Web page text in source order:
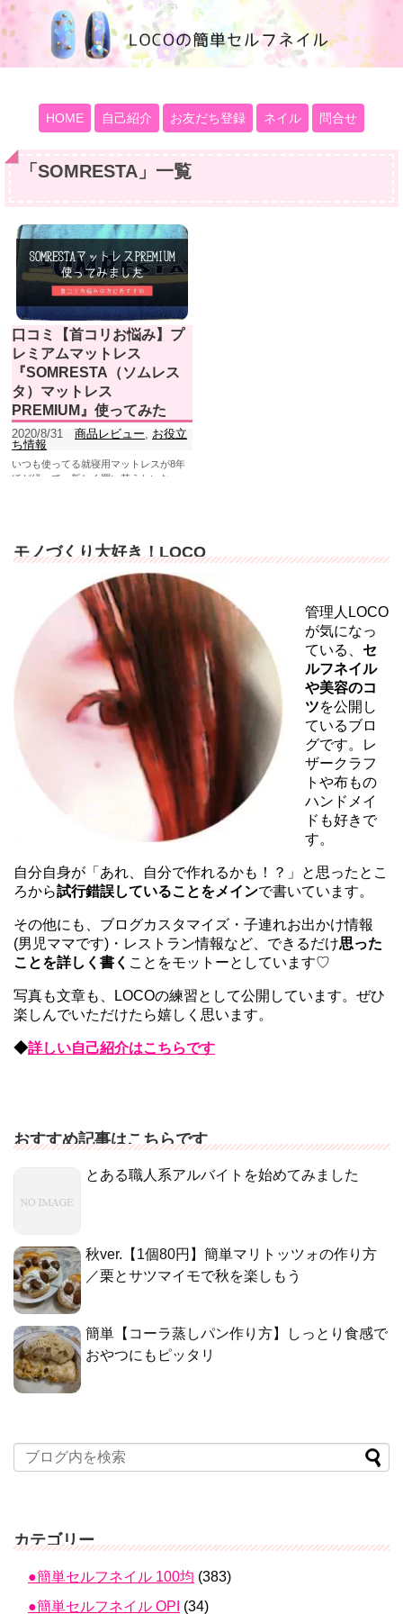
100均大好きママブログ
HOME 自己紹介 お友だち登録 ネイル 問合せ
「 SOMRESTA 」 一覧
口コミ【首コリお悩み】プ
レミアムマットレス
『SOMRESTA（ソムレス
タ）マットレス
PREMIUM』使ってみた
2020/8/31 商品レビュー, お役立
ち情報
いつも使ってる就寝用マットレスが8年
ほど経って、新しく買い替えたいなぁ～
モノづくり大好き！LOCO
管理人LOCO
が気になっ
ている、 セ
ルフネイル
や美容のコ
ツを公開し
ているブロ
グです。レ
ザークラフ
トや布もの
ハンドメイ
ドも好きで
す。
自分自身が「あれ、自分で作れるかも！？」と思ったとこ
ろから試行錯誤していることをメインで書いています。
その他にも、ブログカスタマイズ・子連れお出かけ情報
(男児ママです)・レストラン情報など、できるだけ思った
ことを詳しく書く ことをモットーとしています♡
写真も文章も、LOCOの練習として公開しています。ぜひ
楽しんでいただけたら嬉しく思います。
◆詳しい自己紹介はこちらです
おすすめ記事はこちらです
とある職人系アルバイトを始めてみました
秋ver.【1個80円】簡単マリトッツォの作り方
／栗とサツマイモで秋を楽しもう
簡単【コーラ蒸しパン作り方】しっとり食感で
おやつにもピッタリ
カテゴリー
●簡単セルフネイル 100均 (383)
●簡単セルフネイル OPI (34)